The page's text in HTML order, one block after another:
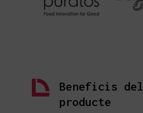
Beneficis del
producte